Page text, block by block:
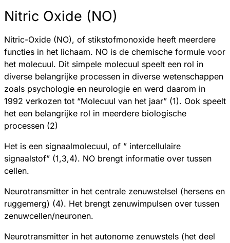
Nitric Oxide (NO)
Nitric-Oxide (NO), of stikstofmonoxide heeft meerdere
functies in het lichaam. NO is de chemische formule voor
het molecuul. Dit simpele molecuul speelt een rol in
diverse belangrijke processen in diverse wetenschappen
zoals psychologie en neurologie en werd daarom in
1992 verkozen tot “Molecuul van het jaar” (1). Ook speelt
het een belangrijke rol in meerdere biologische
processen (2)
Het is een signaalmolecuul, of ” intercellulaire
signaalstof” (1,3,4). NO brengt informatie over tussen
cellen.
Neurotransmitter in het centrale zenuwstelsel (hersens en
ruggemerg) (4). Het brengt zenuwimpulsen over tussen
zenuwcellen/neuronen.
Neurotransmitter in het autonome zenuwstels (het deel